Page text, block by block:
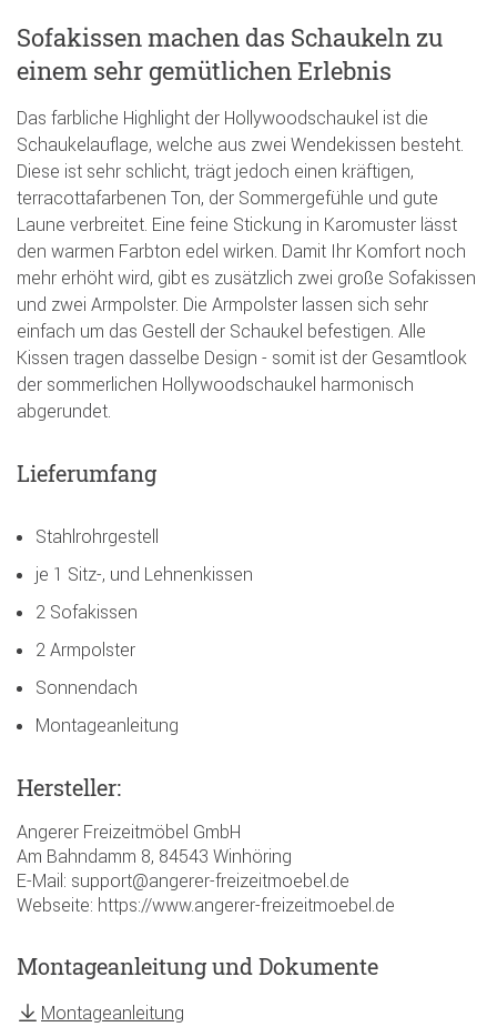
Sofakissen machen das Schaukeln zu
einem sehr gemütlichen Erlebnis
Das farbliche Highlight der Hollywoodschaukel ist die
Schaukelauflage, welche aus zwei Wendekissen besteht.
Diese ist sehr schlicht, trägt jedoch einen kräftigen,
terracottafarbenen Ton, der Sommergefühle und gute
Laune verbreitet. Eine feine Stickung in Karomuster lässt
den warmen Farbton edel wirken. Damit Ihr Komfort noch
mehr erhöht wird, gibt es zusätzlich zwei große Sofakissen
und zwei Armpolster. Die Armpolster lassen sich sehr
einfach um das Gestell der Schaukel befestigen. Alle
Kissen tragen dasselbe Design - somit ist der Gesamtlook
der sommerlichen Hollywoodschaukel harmonisch
abgerundet.
Lieferumfang
Stahlrohrgestell
je 1 Sitz-, und Lehnenkissen
2 Sofakissen
2 Armpolster
Sonnendach
Montageanleitung
Hersteller:
Angerer Freizeitmöbel GmbH
Am Bahndamm 8, 84543 Winhöring
E-Mail: support@angerer-freizeitmoebel.de
Webseite: https://www.angerer-freizeitmoebel.de
Montageanleitung und Dokumente
Montageanleitung